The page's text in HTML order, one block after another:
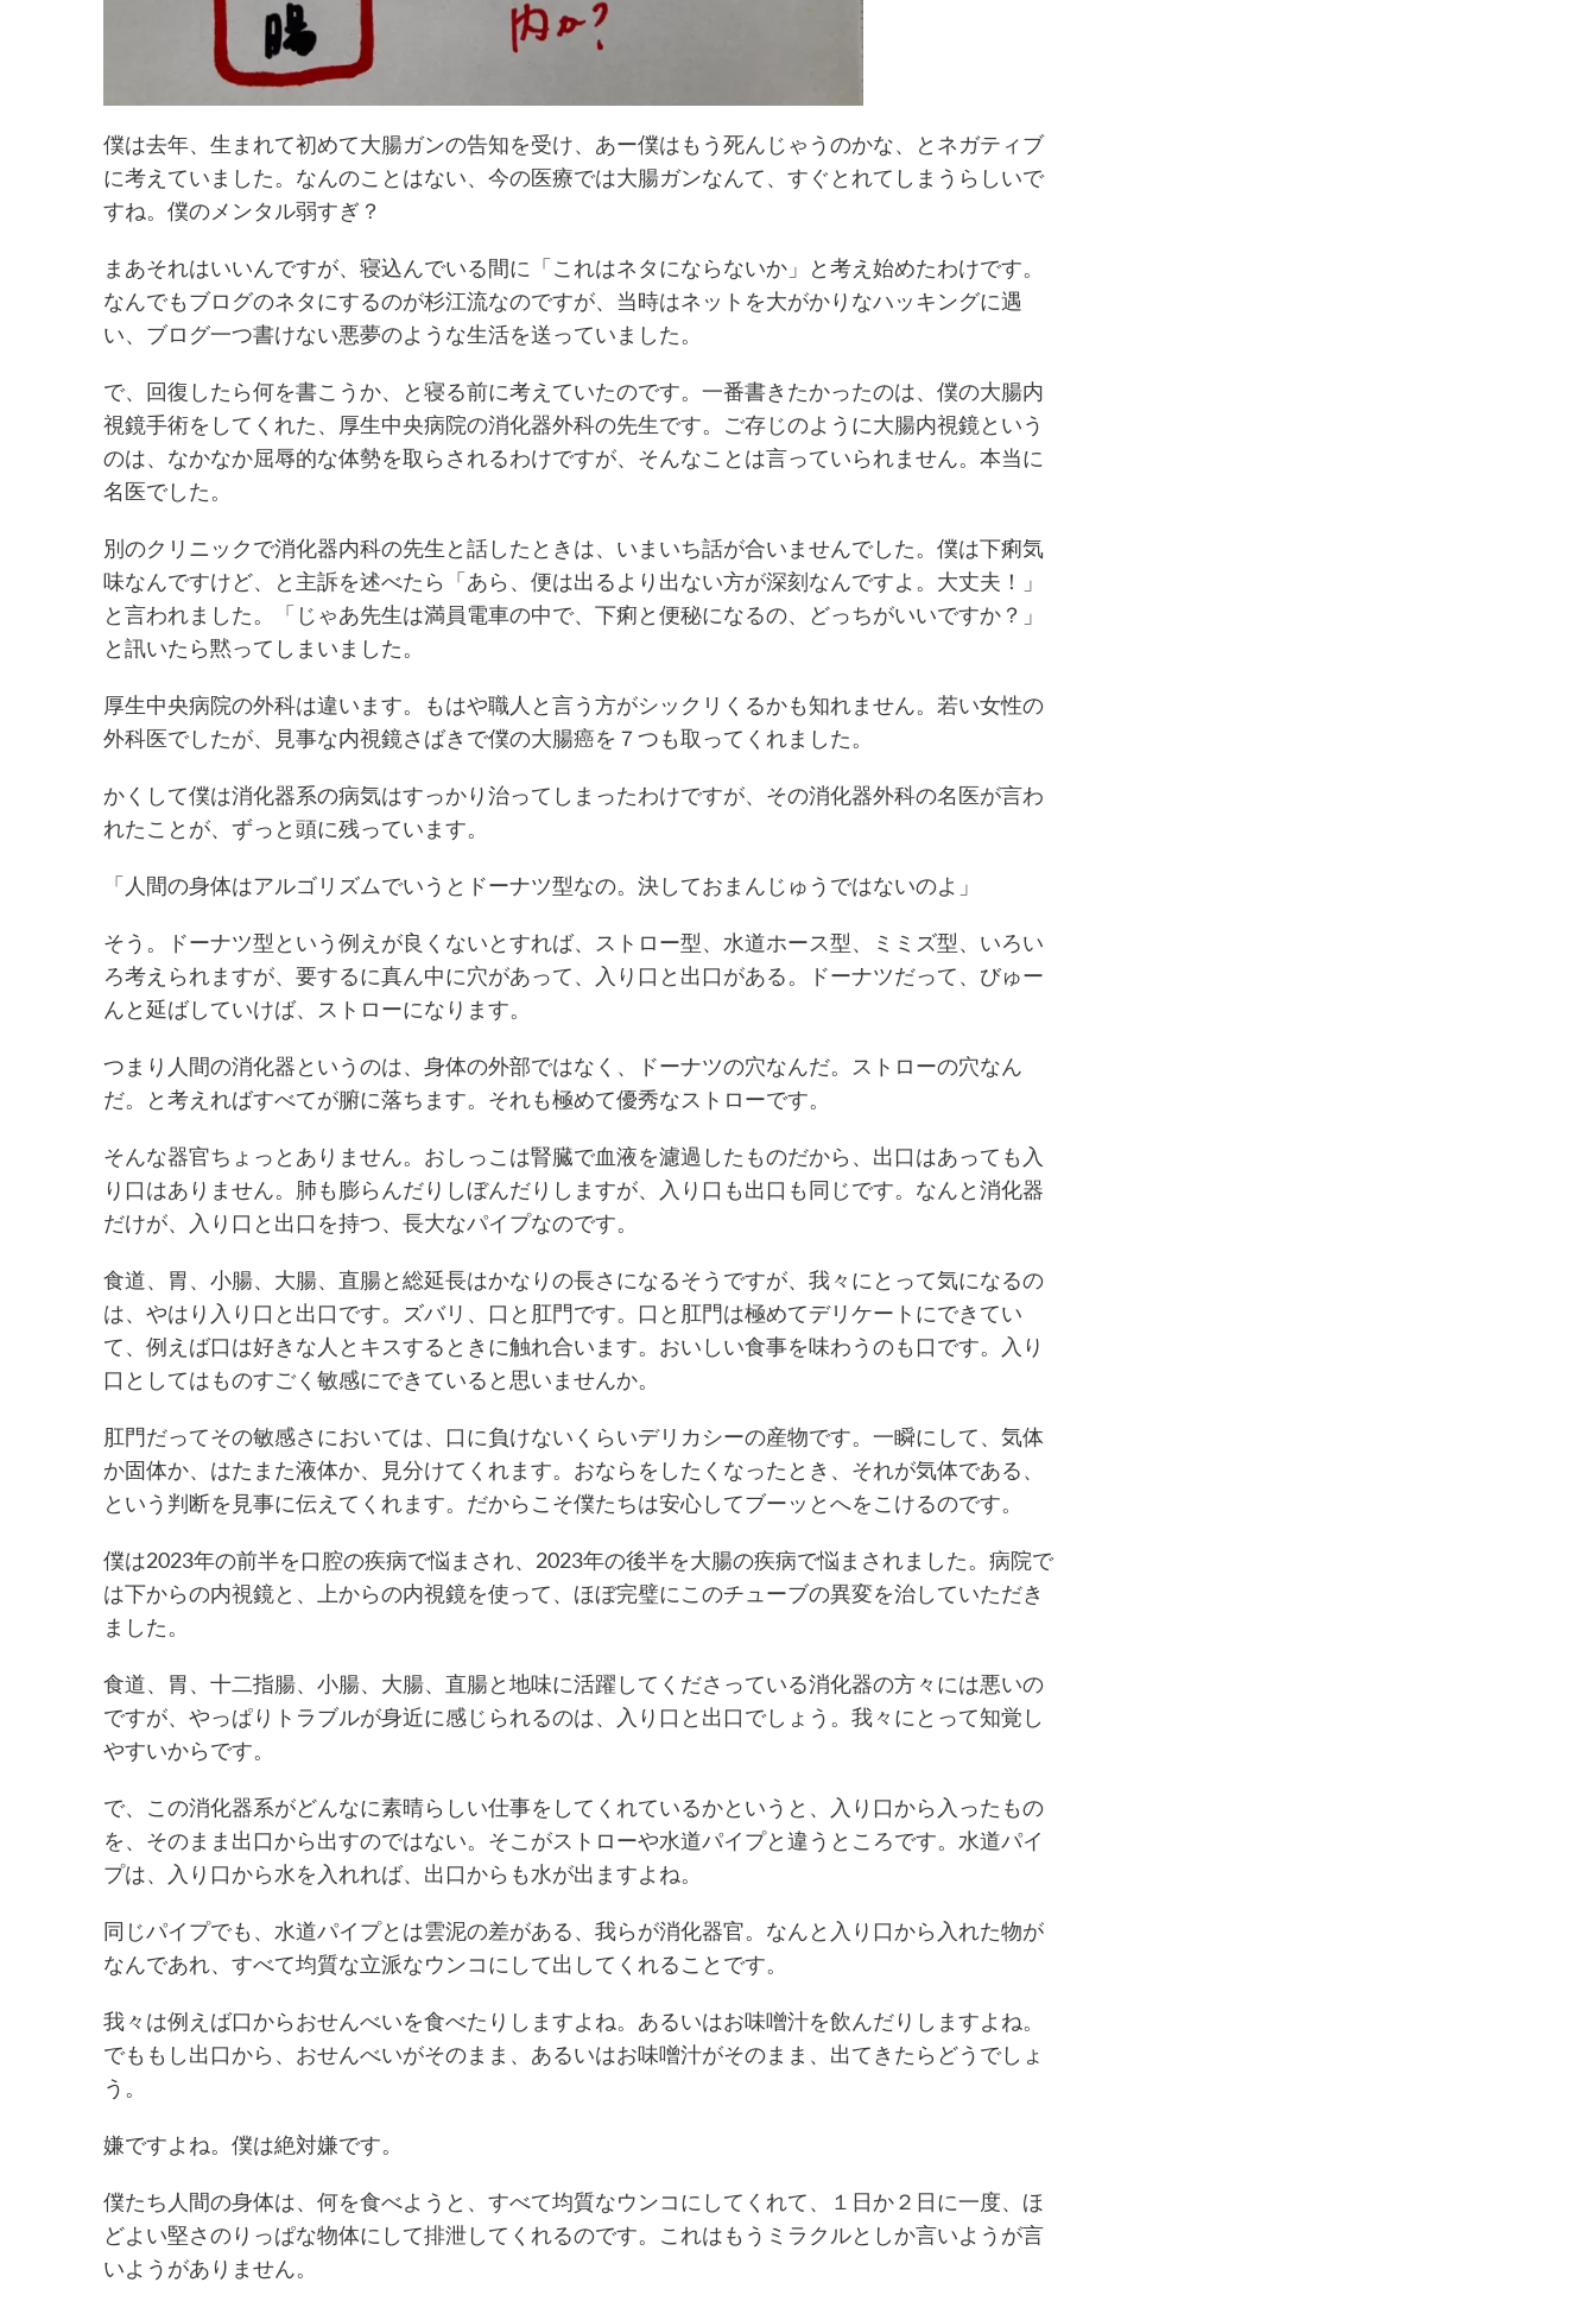
僕は去年、生まれて初めて大腸ガンの告知を受け、あー僕はもう死んじゃうのかな、とネガティブ
に考えていました。なんのことはない、今の医療では大腸ガンなんて、すぐとれてしまうらしいで
すね。僕のメンタル弱すぎ？
まあそれはいいんですが、寝込んでいる間に「これはネタにならないか」と考え始めたわけです。
なんでもブログのネタにするのが杉江流なのですが、当時はネットを大がかりなハッキングに遇
い、ブログ一つ書けない悪夢のような生活を送っていました。
で、回復したら何を書こうか、と寝る前に考えていたのです。一番書きたかったのは、僕の大腸内
視鏡手術をしてくれた、厚生中央病院の消化器外科の先生です。ご存じのように大腸内視鏡という
のは、なかなか屈辱的な体勢を取らされるわけですが、そんなことは言っていられません。本当に
名医でした。
別のクリニックで消化器内科の先生と話したときは、いまいち話が合いませんでした。僕は下痢気
味なんですけど、と主訴を述べたら「あら、便は出るより出ない方が深刻なんですよ。大丈夫！」
と言われました。「じゃあ先生は満員電車の中で、下痢と便秘になるの、どっちがいいですか？」
と訊いたら黙ってしまいました。
厚生中央病院の外科は違います。もはや職人と言う方がシックリくるかも知れません。若い女性の
外科医でしたが、見事な内視鏡さばきで僕の大腸癌を７つも取ってくれました。
かくして僕は消化器系の病気はすっかり治ってしまったわけですが、その消化器外科の名医が言わ
れたことが、ずっと頭に残っています。
「人間の身体はアルゴリズムでいうとドーナツ型なの。決しておまんじゅうではないのよ」
そう。ドーナツ型という例えが良くないとすれば、ストロー型、水道ホース型、ミミズ型、いろい
ろ考えられますが、要するに真ん中に穴があって、入り口と出口がある。ドーナツだって、びゅー
んと延ばしていけば、ストローになります。
つまり人間の消化器というのは、身体の外部ではなく、ドーナツの穴なんだ。ストローの穴なん
だ。と考えればすべてが腑に落ちます。それも極めて優秀なストローです。
そんな器官ちょっとありません。おしっこは腎臓で血液を濾過したものだから、出口はあっても入
り口はありません。肺も膨らんだりしぼんだりしますが、入り口も出口も同じです。なんと消化器
だけが、入り口と出口を持つ、長大なパイプなのです。
食道、胃、小腸、大腸、直腸と総延長はかなりの長さになるそうですが、我々にとって気になるの
は、やはり入り口と出口です。ズバリ、口と肛門です。口と肛門は極めてデリケートにできてい
て、例えば口は好きな人とキスするときに触れ合います。おいしい食事を味わうのも口です。入り
口としてはものすごく敏感にできていると思いませんか。
肛門だってその敏感さにおいては、口に負けないくらいデリカシーの産物です。一瞬にして、気体
か固体か、はたまた液体か、見分けてくれます。おならをしたくなったとき、それが気体である、
という判断を見事に伝えてくれます。だからこそ僕たちは安心してブーッとへをこけるのです。
僕は2023年の前半を口腔の疾病で悩まされ、2023年の後半を大腸の疾病で悩まされました。病院で
は下からの内視鏡と、上からの内視鏡を使って、ほぼ完璧にこのチューブの異変を治していただき
ました。
食道、胃、十二指腸、小腸、大腸、直腸と地味に活躍してくださっている消化器の方々には悪いの
ですが、やっぱりトラブルが身近に感じられるのは、入り口と出口でしょう。我々にとって知覚し
やすいからです。
で、この消化器系がどんなに素晴らしい仕事をしてくれているかというと、入り口から入ったもの
を、そのまま出口から出すのではない。そこがストローや水道パイプと違うところです。水道パイ
プは、入り口から水を入れれば、出口からも水が出ますよね。
同じパイプでも、水道パイプとは雲泥の差がある、我らが消化器官。なんと入り口から入れた物が
なんであれ、すべて均質な立派なウンコにして出してくれることです。
我々は例えば口からおせんべいを食べたりしますよね。あるいはお味噌汁を飲んだりしますよね。
でももし出口から、おせんべいがそのまま、あるいはお味噌汁がそのまま、出てきたらどうでしょ
う。
嫌ですよね。僕は絶対嫌です。
僕たち人間の身体は、何を食べようと、すべて均質なウンコにしてくれて、１日か２日に一度、ほ
どよい堅さのりっぱな物体にして排泄してくれるのです。これはもうミラクルとしか言いようが言
いようがありません。